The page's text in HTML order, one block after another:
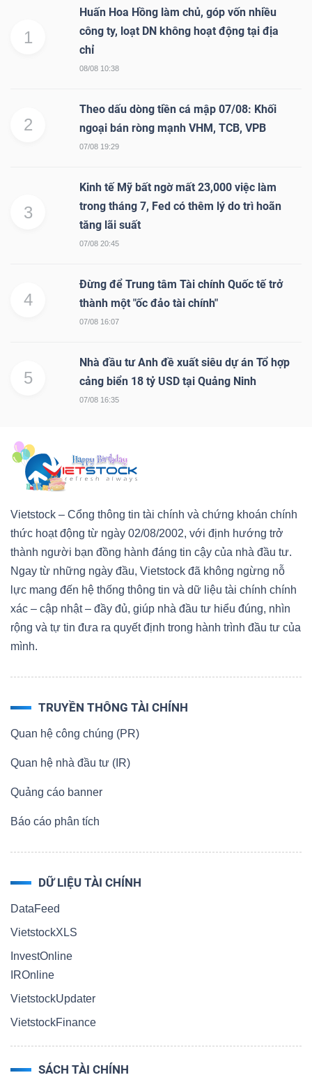
1
Huấn Hoa Hồng làm chủ, góp vốn nhiều
công ty, loạt DN không hoạt động tại địa
chỉ
08/08 10:38
2
Theo dấu dòng tiền cá mập 07/08: Khối
ngoại bán ròng mạnh VHM, TCB, VPB
07/08 19:29
3
Kinh tế Mỹ bất ngờ mất 23,000 việc làm
trong tháng 7, Fed có thêm lý do trì hoãn
tăng lãi suất
07/08 20:45
4
Đừng để Trung tâm Tài chính Quốc tế trở
thành một "ốc đảo tài chính"
07/08 16:07
5
Nhà đầu tư Anh đề xuất siêu dự án Tổ hợp
cảng biển 18 tỷ USD tại Quảng Ninh
07/08 16:35
Vietstock – Cổng thông tin tài chính và chứng khoán chính
thức hoạt động từ ngày 02/08/2002, với định hướng trở
thành người bạn đồng hành đáng tin cậy của nhà đầu tư.
Ngay từ những ngày đầu, Vietstock đã không ngừng nỗ
lực mang đến hệ thống thông tin và dữ liệu tài chính chính
xác – cập nhật – đầy đủ, giúp nhà đầu tư hiểu đúng, nhìn
rộng và tự tin đưa ra quyết định trong hành trình đầu tư của
mình.
TRUYỀN THÔNG TÀI CHÍNH
Quan hệ công chúng (PR)
Quan hệ nhà đầu tư (IR)
Quảng cáo banner
Báo cáo phân tích
DỮ LIỆU TÀI CHÍNH
DataFeed
VietstockXLS
InvestOnline
IROnline
VietstockUpdater
VietstockFinance
SÁCH TÀI CHÍNH